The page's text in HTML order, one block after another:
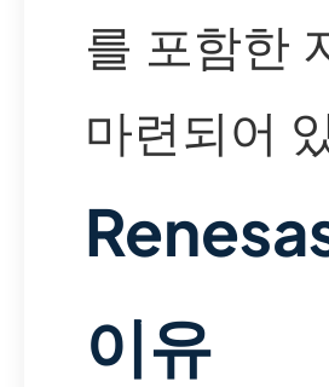
를 포함한
마련되어
이유